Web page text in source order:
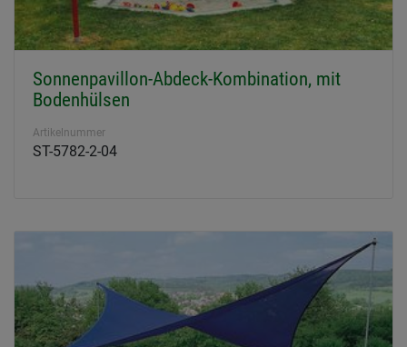
Sonnenpavillon-Abdeck-Kombination, mit
Bodenhülsen
Artikelnummer
ST-5782-2-04